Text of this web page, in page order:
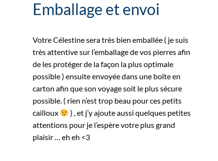
Emballage et envoi
Votre Célestine sera très bien emballée ( je suis
très attentive sur l’emballage de vos pierres afin
de les protéger de la façon la plus optimale
possible ) ensuite envoyée dans une boîte en
carton afin que son voyage soit le plus sécure
possible. ( rien n’est trop beau pour ces petits
cailloux
) , et j’y ajoute aussi quelques petites
attentions pour je l’espère votre plus grand
plaisir … eh eh <3